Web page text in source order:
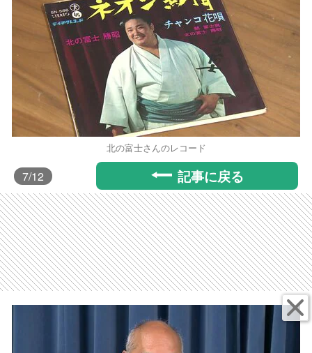
北の富士さんのレコード
7/12 記事に戻る